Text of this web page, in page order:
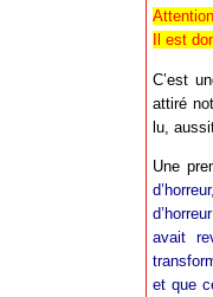
Il est
C’est
attiré
lu,
Une
avait
et que